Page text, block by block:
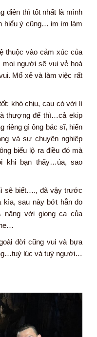
điên thì tốt nhất là mình
hiểu ý cũng… im im làm
thuộc vào cảm xúc của
mọi người sẽ vui vẻ hoà
Mổ xẻ và làm việc rất
khó chịu, cau có với lí
thượng đế thì…cả ekip
riêng gì ông bác sĩ, hiển
và sự chuyên nghiệp
biểu lộ ra điều đó mà
khi bạn thấy…ủa, sao
sẽ biết…., đã vậy trước
kìa, sau này bớt hẳn do
nặng với giọng ca của
đời cũng vui và bựa
lúc và tuỳ người…